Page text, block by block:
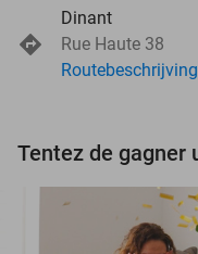
Dinant
Rue Haute 38
Routebeschrijving